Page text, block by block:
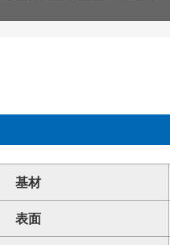
基材
表面